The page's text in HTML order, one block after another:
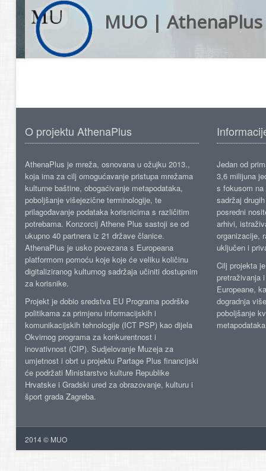
MUO | AthenaPlus
O projektu AthenaPlus
AthenaPlus je mreža, osnovana u ožujku 2013.,
koja ima za cilj omogućavanje pristupa mrežama
kulturne baštine, obogaćivanje metapodataka,
poboljšanje višejezične terminologije, te
prilagođavanje podataka korisnicima s različitim
potrebama. Konzorcij Athene Plus sastoji se od
ukupno 40 partnera iz 21 države članice.
AthenaPlus je usko povezana s Europeana
platformom pomoću koje koje će veliku količinu
digitaliziranog kulturnog sadržaja učiniti dostupnim
za korisnike.
Projekt je dobio sredstva EU Programa podrške
politikama za primjenu informacijskih i
komunikacijskih tehnologije (ICT PSP) kao dijela
Okvirnog programa za konkurentnost i
inovativnost (CIP). Sudjelovanje Muzeja za
umjetnost i obrt u projektu Partage Plus financijski
će podržati Ministarstvo kulture Republike
Hrvatske i Gradski ured za obrazovanje, kulturu i
šport grada Zagreba.
Jedan od
3,6 milijuna
s fokusom
sadržaj
posredni
arhivi,
organizacije,
uključen i
Cilj projekta
pretraživanja
Europeane,
dogradnja
poboljšanje
2014 © MUO